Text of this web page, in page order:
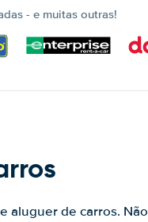
- e muitas outras!
aluguer de carros. Não